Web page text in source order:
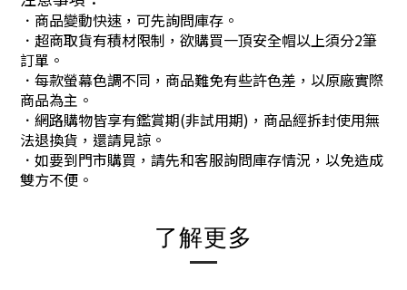
．商品變動快速，可先詢問庫存。
．超商取貨有積材限制，欲購買一頂安全帽以上須分2筆
訂單。
．每款螢幕色調不同，商品難免有些許色差，以原廠實際
商品為主。
．網路購物皆享有鑑賞期(非試用期)，商品經拆封使用無
法退換貨，還請見諒。
．如要到門市購買，請先和客服詢問庫存情況，以免造成
雙方不便。
了解更多